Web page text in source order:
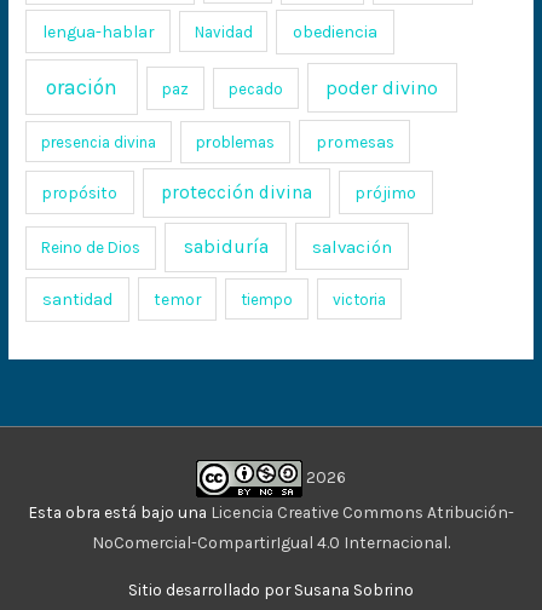
lengua-hablar Navidad obediencia
oración paz pecado poder divino
presencia divina problemas promesas
propósito protección divina prójimo
Reino de Dios sabiduría salvación
santidad temor tiempo victoria
2026
Esta obra está bajo una Licencia Creative Commons Atribución-
NoComercial-CompartirIgual 4.0 Internacional.
Sitio desarrollado por Susana Sobrino